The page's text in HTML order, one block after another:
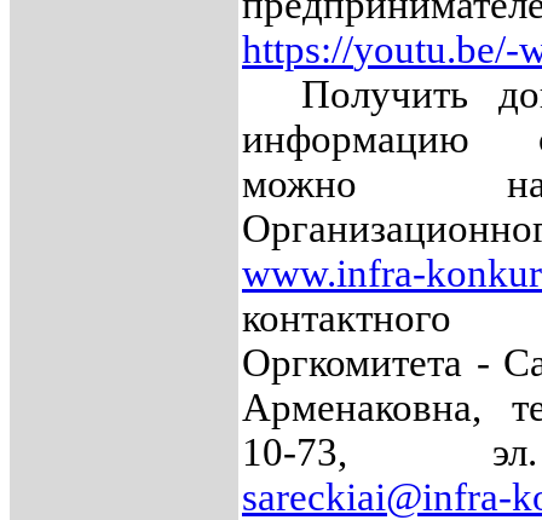
https://youtu.be/-
Получить
информацию
можно
www.infra-
Оргкомитета -
Арменаковна,
10-73,
sareckiai@infra-